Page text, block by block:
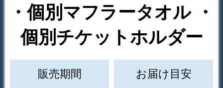
・個別マフラータオル ・
個別チケットホルダー
販売期間 お届け目安